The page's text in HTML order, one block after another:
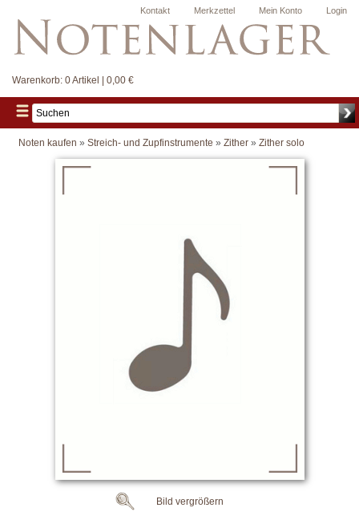
Login
Mein Konto
Merkzettel
Kontakt
Warenkorb: 0 Artikel | 0,00 €
Noten kaufen » Streich- und Zupfinstrumente » Zither » Zither solo
Bild vergrößern